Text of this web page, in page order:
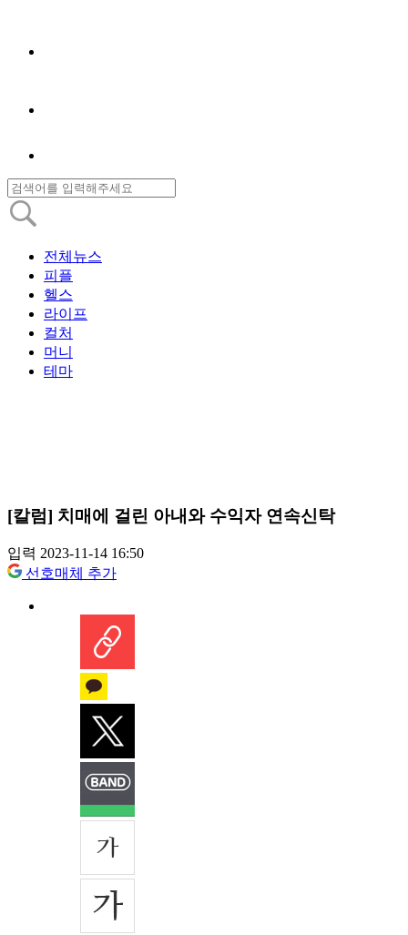
전체뉴스
피플
헬스
라이프
컬처
머니
테마
[칼럼] 치매에 걸린 아내와 수익자 연속신탁
입력 2023-11-14 16:50
선호매체 추가